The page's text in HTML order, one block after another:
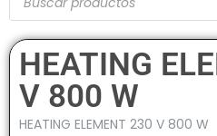
HEATING
V 800 W
HEATING ELEMENT 230 V 800 W